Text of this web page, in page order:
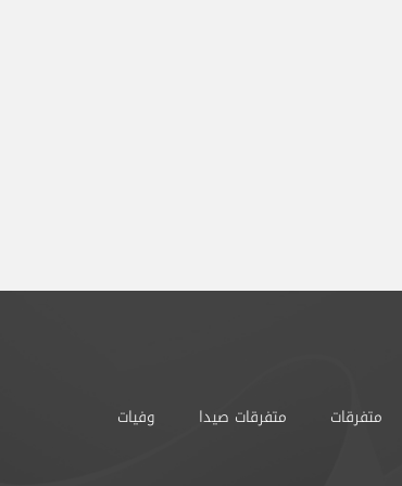
متفرقات متفرقات صيدا
وفيات